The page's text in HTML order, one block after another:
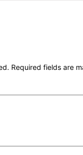
Required fields are